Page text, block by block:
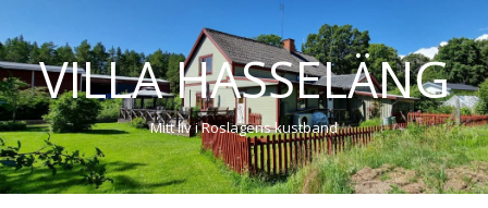
VILLA HASSELÄNG
Mitt liv i Roslagens kustband